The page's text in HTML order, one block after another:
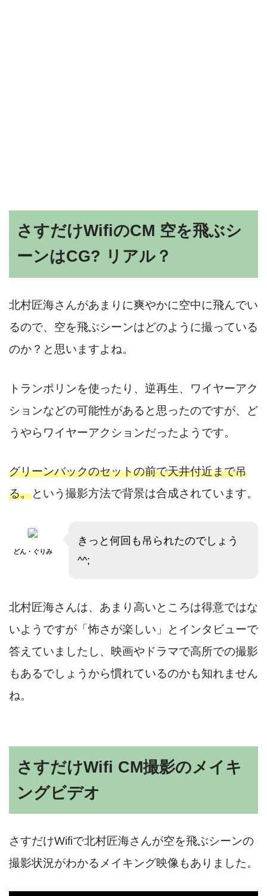
さすだけWifiのCM 空を飛ぶシ
ーンはCG? リアル？
北村匠海さんがあまりに爽やかに空中に飛んでい
るので、空を飛ぶシーンはどのように撮っている
のか？と思いますよね。
トランポリンを使ったり、逆再生、ワイヤーアク
ションなどの可能性があると思ったのですが、ど
うやらワイヤーアクションだったようです。
グリーンバックのセットの前で天井付近まで吊
る。という撮影方法で背景は合成されています。
どん・ぐりみ
きっと何回も吊られたのでしょう
^^;
北村匠海さんは、あまり高いところは得意ではな
いようですが「怖さが楽しい」とインタビューで
答えていましたし、映画やドラマで高所での撮影
もあるでしょうから慣れているのかも知れません
ね。
さすだけWifi CM撮影のメイキ
ングビデオ
さすだけWifiで北村匠海さんが空を飛ぶシーンの
撮影状況がわかるメイキング映像もありました。